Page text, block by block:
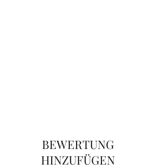
BEWERTUNG
HINZUFÜGEN